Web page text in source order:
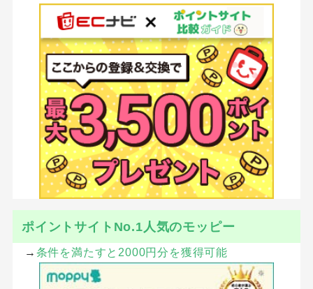
ポイントサイトNo.1人気のモッピー
→ 条件を満たすと2000円分を獲得可能